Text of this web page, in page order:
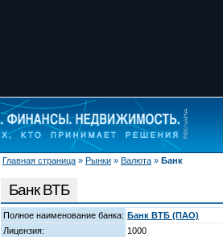
Главная страница » Рынки » Валюта » Банк
Банк ВТБ
Полное наименование банка: Банк ВТБ (ПАО)
Лицензия:
1000